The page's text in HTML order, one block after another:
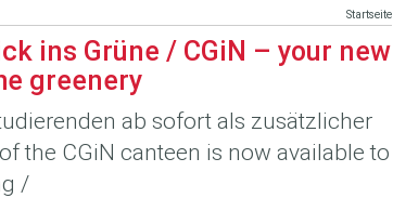
Startseite
ins Grüne / CGiN – your new
greenery
ab sofort als zusätzlicher
the CGiN canteen is now available to
/